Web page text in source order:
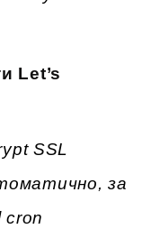
Let’s
SSL
за
cron